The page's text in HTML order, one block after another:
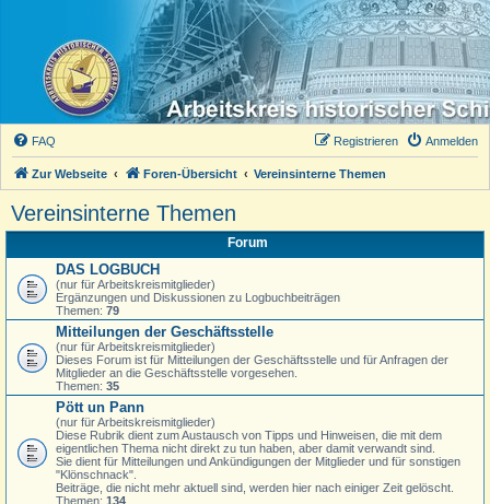
FAQ Anmelden
Registrieren
Zur Webseite Foren-Übersicht Vereinsinterne Themen
Vereinsinterne Themen
Forum
DAS LOGBUCH
(nur für Arbeitskreismitglieder)
Ergänzungen und Diskussionen zu Logbuchbeiträgen
Themen: 79
Mitteilungen der Geschäftsstelle
(nur für Arbeitskreismitglieder)
Dieses Forum ist für Mitteilungen der Geschäftsstelle und für Anfragen der
Mitglieder an die Geschäftsstelle vorgesehen.
Themen: 35
Pött un Pann
(nur für Arbeitskreismitglieder)
Diese Rubrik dient zum Austausch von Tipps und Hinweisen, die mit dem
eigentlichen Thema nicht direkt zu tun haben, aber damit verwandt sind.
Sie dient für Mitteilungen und Ankündigungen der Mitglieder und für sonstigen
"Klönschnack".
Beiträge, die nicht mehr aktuell sind, werden hier nach einiger Zeit gelöscht.
Themen: 134